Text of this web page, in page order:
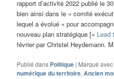
rapport d’activité 2022 publié le
bien ainsi dans le « comité
lequel a évolué « pour
nouveau plan stratégique [« Lead
février par Christel Heydemann.
Publié dans Politique | Marqué avec
numérique du territoire,Ancien